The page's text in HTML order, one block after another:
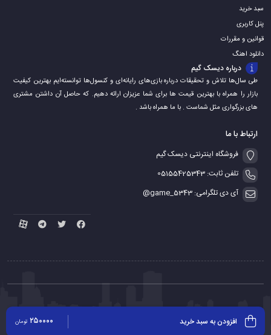
افزودن به سبد خرید ۲۵۰۰۰۰ تومان
سبد خرید
پنل کاربری
قوانین و مقررات
دانلود اهنگ
درباره دیسک گیم
طی سال‌ها تلاش و تحقیقات درباره بازی‌های رایانه‌ای و کنسول‌ها توانسته‌ایم بهترین کیفیت
بازار را همراه با بهترین قیمت ها برای شما عزیزان ارائه دهیم. که حاصل آن داشتن مشتری
های بزرگواری مثل شماست . با ما همراه باشد .
ارتباط با ما
فروشگاه اینترنتی دیسک گیم
تلفن ثابت: 05155425343
آی دی تلگرامی: game_5343@
کلیه حقوق مادی و معنوی برای این سایت محفوظ می باشد